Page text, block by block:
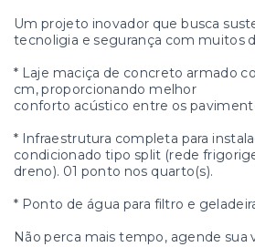
Um projeto inovador que busca
tecnoligia e segurança com muitos
* Laje maciça de concreto armado
cm, proporcionando melhor
conforto acústico entre os
* Infraestrutura completa para
condicionado tipo split (rede
dreno). 01 ponto nos quarto(s).
* Ponto de água para filtro e
Não perca mais tempo, agende sua